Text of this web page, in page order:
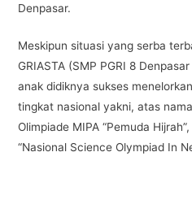
Denpasar.
Meskipun situasi yang serba
GRIASTA (SMP PGRI 8
anak didiknya sukses
tingkat nasional yakni, atas
Olimpiade MIPA “Pemuda
“Nasional Science Olympiad In